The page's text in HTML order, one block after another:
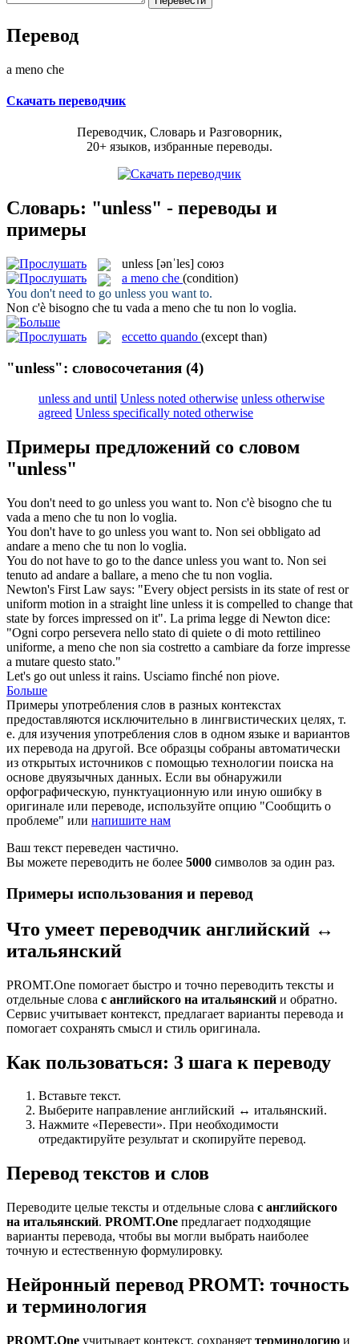
Перевод
a meno che
Скачать переводчик
Переводчик, Словарь и Разговорник,
20+ языков, избранные переводы.
Словарь: "unless" - переводы и
примеры
unless [ənˈles] союз
a meno che (condition)
You don't need to go unless you want to.
Non c'è bisogno che tu vada a meno che tu non lo voglia.
eccetto quando (except than)
"unless": словосочетания (4)
unless and until Unless noted otherwise unless otherwise
agreed Unless specifically noted otherwise
Примеры предложений со словом
"unless"
You don't need to go unless you want to. Non c'è bisogno che tu
vada a meno che tu non lo voglia.
You don't have to go unless you want to. Non sei obbligato ad
andare a meno che tu non lo voglia.
You do not have to go to the dance unless you want to. Non sei
tenuto ad andare a ballare, a meno che tu non voglia.
Newton's First Law says: "Every object persists in its state of rest or
uniform motion in a straight line unless it is compelled to change that
state by forces impressed on it". La prima legge di Newton dice:
"Ogni corpo persevera nello stato di quiete o di moto rettilineo
uniforme, a meno che non sia costretto a cambiare da forze impresse
a mutare questo stato."
Let's go out unless it rains. Usciamo finché non piove.
Больше
Примеры употребления слов в разных контекстах
предоставляются исключительно в лингвистических целях, т.
е. для изучения употребления слов в одном языке и вариантов
их перевода на другой. Все образцы собраны автоматически
из открытых источников с помощью технологии поиска на
основе двуязычных данных. Если вы обнаружили
орфографическую, пунктуационную или иную ошибку в
оригинале или переводе, используйте опцию "Сообщить о
проблеме" или напишите нам
Ваш текст переведен частично.
Вы можете переводить не более 5000 символов за один раз.
Примеры использования и перевод
Что умеет переводчик английский ↔
итальянский
PROMT.One помогает быстро и точно переводить тексты и
отдельные слова с английского на итальянский и обратно.
Сервис учитывает контекст, предлагает варианты перевода и
помогает сохранять смысл и стиль оригинала.
Как пользоваться: 3 шага к переводу
Вставьте текст.
Выберите направление английский ↔ итальянский.
Нажмите «Перевести». При необходимости
отредактируйте результат и скопируйте перевод.
Перевод текстов и слов
Переводите целые тексты и отдельные слова с английского
на итальянский. PROMT.One предлагает подходящие
варианты перевода, чтобы вы могли выбрать наиболее
точную и естественную формулировку.
Нейронный перевод PROMT: точность
и терминология
PROMT.One учитывает контекст, сохраняет терминологию и